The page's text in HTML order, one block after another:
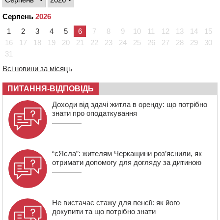
полон під час бою на Київщині
14:03 Постраждав водій і неповнолітня пасажирка: у
Чорнобаї мотоцикліст врізався у легковик
13:30
Раптово помер: у Черкасах попрощалися із 35-
12:59 У Черкасах нагородили двох місцевих жителів, які
відмовилися вчиняти підпали на замовлення росіян
12:23 У Руськополянській громаді оновили дорожню
розмітку на центральних вулицях (ФОТО)
Серпень 2026
1
2 3 4 5 6 7 8 9 10 11 12 13 14
15
16
17 18 19 20 21 22 23 24 25 26 27 28 29
30
31
Всі новини за місяць
ПИТАННЯ-ВІДПОВІДЬ
Доходи від здачі житла в оренду: що потрібно
знати про оподаткування
“єЯсла”: жителям Черкащини роз’яснили, як
отримати допомогу для догляду за дитиною
Не вистачає стажу для пенсії: як його
докупити та що потрібно знати